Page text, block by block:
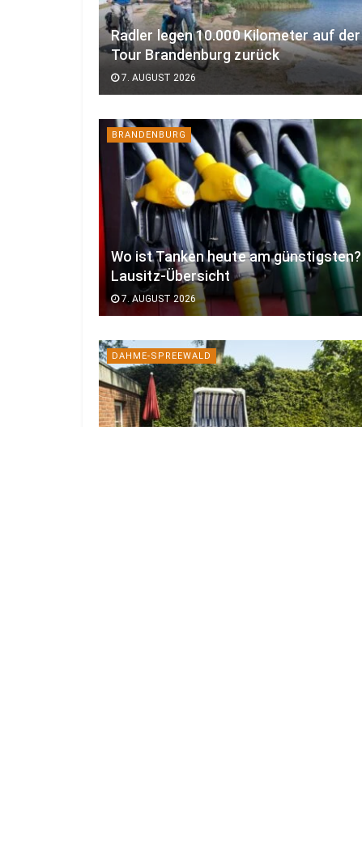
Radler legen 10.000 Kilometer auf der
Tour Brandenburg zurück
7. AUGUST 2026
BRANDENBURG
Wo ist Tanken heute am günstigsten?
Lausitz-Übersicht
7. AUGUST 2026
DAHME-SPREEWALD